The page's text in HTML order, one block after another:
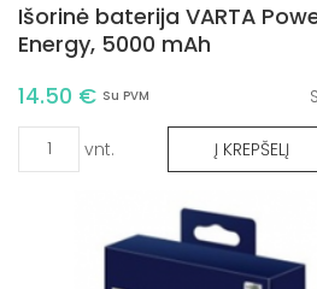
Išorinė baterija VARTA
Energy, 5000 mAh
14.50 € Su PVM
vnt. Į KREPŠELĮ